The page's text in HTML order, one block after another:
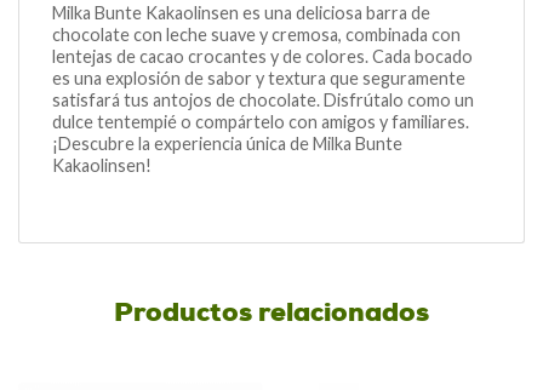
Milka Bunte Kakaolinsen es una deliciosa barra de
chocolate con leche suave y cremosa, combinada con
lentejas de cacao crocantes y de colores. Cada bocado
es una explosión de sabor y textura que seguramente
satisfará tus antojos de chocolate. Disfrútalo como un
dulce tentempié o compártelo con amigos y familiares.
¡Descubre la experiencia única de Milka Bunte
Kakaolinsen!
Productos relacionados